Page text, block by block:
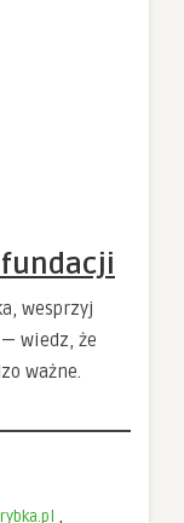
wesprzyj
wiedz, że
ważne.
,